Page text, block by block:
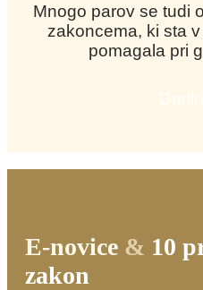
Mnogo parov se tudi
zakoncema, ki sta
pomagala pri
E-novice & 10
zakon